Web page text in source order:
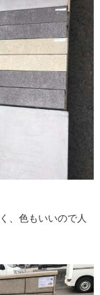
、色もいいので人